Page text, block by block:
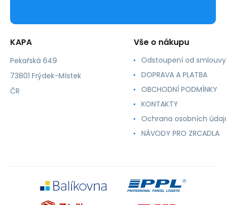
KAPA
Pekařská 649
73801 Frýdek-Místek
ČR
Vše o nákupu
Odstoupení od smlouvy
DOPRAVA A PLATBA
OBCHODNÍ PODMÍNKY
KONTAKTY
Ochrana osobních
NÁVODY PRO ZRCADLA